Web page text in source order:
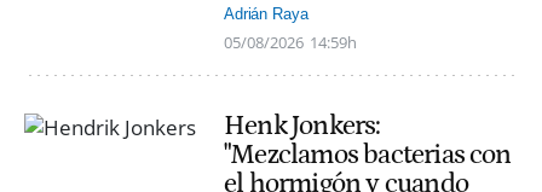
Adrián Raya
05/08/2026 14:59h
Henk Jonkers:
"Mezclamos bacterias con
el hormigón y cuando